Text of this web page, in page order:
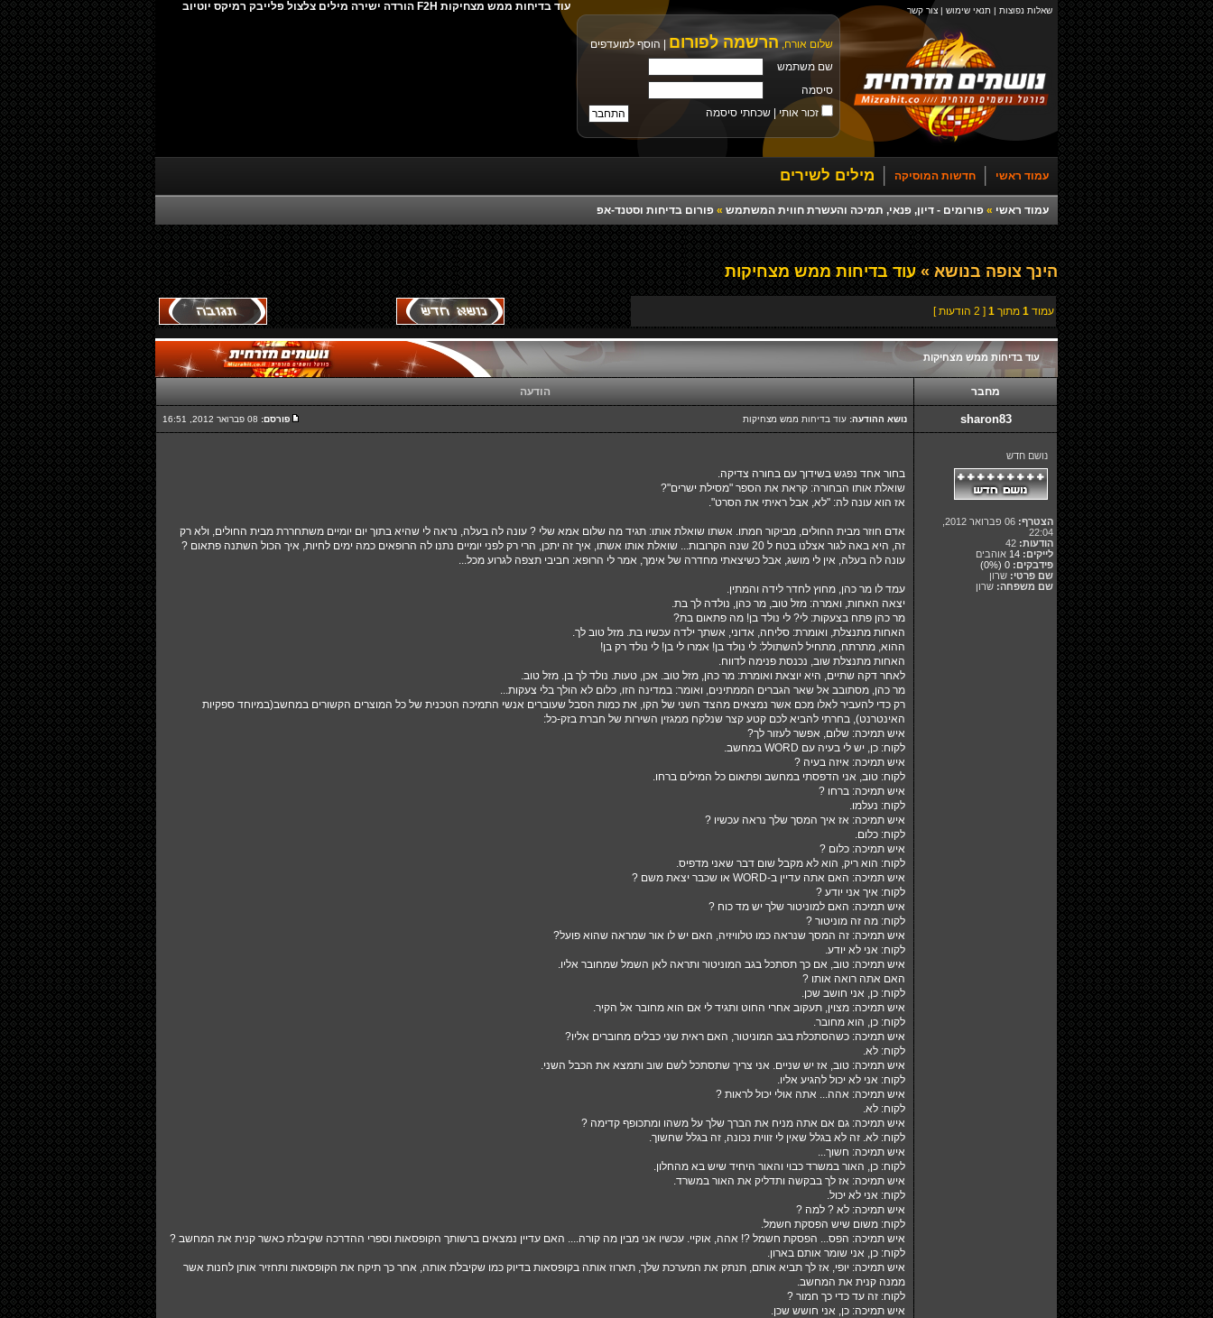
שאלות נפוצות | תנאי שימוש | צור קשר
שלום אורח, הרשמה לפורום
הוסף למועדפים
שם משתמש
סיסמה
זכור אותי |שכחתי סיסמה
עוד בדיחות ממש מצחיקות F2H הורדה ישירה מילים צלצול פלייבק רמיקס יוטיוב
עמוד ראשי חדשות המוסיקה מילים לשירים
עמוד ראשי » פורומים - דיון, פנאי, תמיכה והעשרת חווית המשתמש » פורום בדיחות וסטנד-אפ
הינך צופה בנושא » עוד בדיחות ממש מצחיקות
עמוד 1 מתוך 1 [ 2 הודעות ]
עוד בדיחות ממש מצחיקות
מחבר הודעה
sharon83 נושא ההודעה: עוד בדיחות ממש מצחיקות פורסם:
נושם חדש
הצטרף:
22:04
הודעות:
לייקים: 14 אוהבים
פידבקים: 0
(0%)
שם פרטי: שרון
שם משפחה: שרון
בחור אחד נפגש בשידוך עם בחורה צדיקה.
שואלת אותו הבחורה: קראת את הספר "מסילת ישרים"?
אז הוא עונה לה: "לא, אבל ראיתי את הסרט".
אדם חוזר מבית החולים, מביקור חמתו. אשתו שואלת אותו: תגיד מה שלום אמא שלי ? עונה לה בעלה, נראה לי שהיא בתוך יום יומיים משתחררת מבית החולים, ולא רק
זה, היא באה לגור אצלנו בטח ל 20 שנה הקרובות... שואלת אותו אשתו, איך זה יתכן, הרי רק לפני יומיים נתנו לה הרופאים כמה ימים לחיות, איך הכול השתנה פתאום ?
עונה לה בעלה, אין לי מושג, אבל כשיצאתי מחדרה של אימך, אמר לי הרופא: חביבי תצפה לגרוע מכל...
עמד לו מר כהן, מחוץ לחדר לידה והמתין.
יצאה האחות, ואמרה: מזל טוב, מר כהן, נולדה לך בת.
מר כהן פתח בצעקות: לי? לי נולד בן! מה פתאום בת?
האחות מתנצלת, ואומרת: סליחה, אדוני, אשתך ילדה עכשיו בת. מזל טוב לך.
ההוא, מתרתח, מתחיל להשתולל: לי נולד בן! אמרו לי בן! לי נולד רק בן!
האחות מתנצלת שוב, נכנסת פנימה לדווח.
לאחר דקה שתיים, היא יוצאת ואומרת: מר כהן, מזל טוב. אכן, טעות. נולד לך בן. מזל טוב.
מר כהן, מסתובב אל שאר הגברים הממתינים, ואומר: במדינה הזו, כלום לא הולך בלי צעקות...
רק כדי להעביר לאלו מכם אשר נמצאים מהצד השני של הקו, את כמות הסבל שעוברים אנשי התמיכה הטכנית של כל המוצרים הקשורים במחשב(במיוחד ספקיות
האינטרנט), בחרתי להביא לכם קטע קצר שנלקח ממגזין השירות של חברת בזק-כל:
איש תמיכה: שלום, אפשר לעזור לך?
לקוח: כן, יש לי בעיה עם WORD במחשב.
איש תמיכה: איזה בעיה ?
לקוח: טוב, אני הדפסתי במחשב ופתאום כל המילים ברחו.
איש תמיכה: ברחו ?
לקוח: נעלמו.
איש תמיכה: אז איך המסך שלך נראה עכשיו ?
לקוח: כלום.
איש תמיכה: כלום ?
לקוח: הוא ריק, הוא לא מקבל שום דבר שאני מדפיס.
איש תמיכה: האם אתה עדיין ב-WORD או שכבר יצאת משם ?
לקוח: איך אני יודע ?
איש תמיכה: האם למוניטור שלך יש מד כוח ?
לקוח: מה זה מוניטור ?
איש תמיכה: זה המסך שנראה כמו טלוויזיה, האם יש לו אור שמראה שהוא פועל?
לקוח: אני לא יודע.
איש תמיכה: טוב, אם כך תסתכל בגב המוניטור ותראה לאן השמל שמחובר אליו.
האם אתה רואה אותו ?
לקוח: כן, אני חושב שכן.
איש תמיכה: מצוין, תעקוב אחרי החוט ותגיד לי אם הוא מחובר אל הקיר.
לקוח: כן, הוא מחובר.
איש תמיכה: כשהסתכלת בגב המוניטור, האם ראית שני כבלים מחוברים אליו?
לקוח: לא.
איש תמיכה: טוב, אז יש שניים. אני צריך שתסתכל לשם שוב ותמצא את הכבל השני.
לקוח: אני לא יכול להגיע אליו.
איש תמיכה: אהה... אתה אולי יכול לראות ?
לקוח: לא.
איש תמיכה: גם אם אתה מניח את הברך שלך על משהו ומתכופף קדימה ?
לקוח: לא. זה לא בגלל שאין לי זווית נכונה, זה בגלל שחשוך.
איש תמיכה: חשוך...
לקוח: כן, האור במשרד כבוי והאור היחיד שיש בא מהחלון.
איש תמיכה: אז לך בבקשה ותדליק את האור במשרד.
לקוח: אני לא יכול.
איש תמיכה: לא ? למה ?
לקוח: משום שיש הפסקת חשמל.
איש תמיכה: הפס... הפסקת חשמל ?! אהה, אוקיי. עכשיו אני מבין מה קורה.... האם עדיין נמצאים ברשותך הקופסאות וספרי ההדרכה שקיבלת כאשר קנית את המחשב ?
לקוח: כן, אני שומר אותם בארון.
איש תמיכה: יופי, אז לך תביא אותם, תנתק את המערכת שלך, תארוז אותה בקופסאות בדיוק כמו שקיבלת אותה, אחר כך תיקח את הקופסאות ותחזיר אותן לחנות אשר
ממנה קנית את המחשב.
לקוח: זה עד כדי כך חמור ?
איש תמיכה: כן, אני חושש שכן.